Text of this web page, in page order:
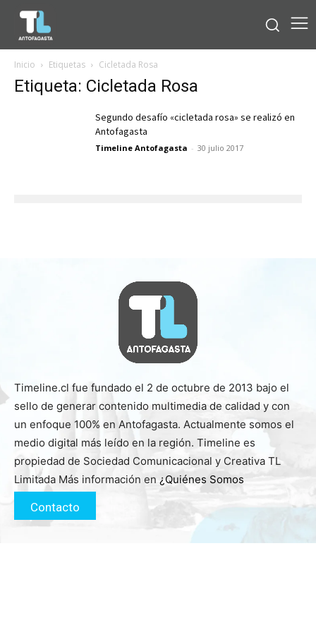
Inicio Etiquetas Cicletada Rosa
Etiqueta: Cicletada Rosa
Segundo desafío «cicletada rosa» se realizó en
Antofagasta
Timeline Antofagasta - 30 julio 2017
Timeline.cl fue fundado el 2 de octubre de 2013 bajo el
sello de generar contenido multimedia de calidad y con
un enfoque 100% en Antofagasta. Actualmente somos el
medio digital más leído en la región. Timeline es
propiedad de Sociedad Comunicacional y Creativa TL
Limitada Más información en ¿Quiénes Somos
Contacto